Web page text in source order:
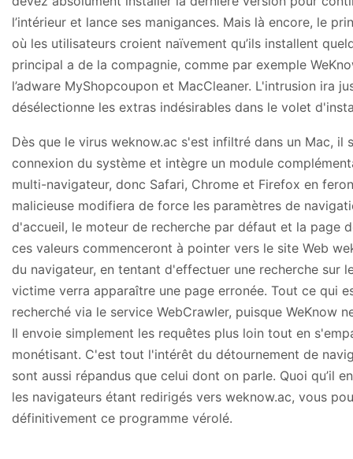
l’intérieur et lance ses manigances. Mais là encore, le
où les utilisateurs croient naïvement qu’ils installent
principal a de la compagnie, comme par exemple
l’adware MyShopcoupon et MacCleaner. L'intrusion ira
désélectionne les extras indésirables dans le volet
Dès que le virus weknow.ac s'est infiltré dans un Mac,
connexion du système et intègre un module
multi-navigateur, donc Safari, Chrome et Firefox en
malicieuse modifiera de force les paramètres de
d'accueil, le moteur de recherche par défaut et la page
ces valeurs commenceront à pointer vers le site Web
du navigateur, en tentant d'effectuer une recherche sur
victime verra apparaître une page erronée. Tout ce qui
recherché via le service WebCrawler, puisque WeKnow
Il envoie simplement les requêtes plus loin tout en
monétisant. C'est tout l'intérêt du détournement de
sont aussi répandus que celui dont on parle. Quoi qu’il
les navigateurs étant redirigés vers weknow.ac, vous
définitivement ce programme vérolé.